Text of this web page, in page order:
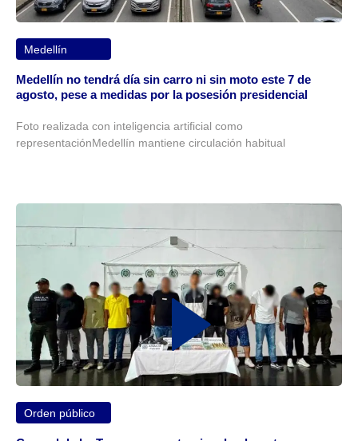
Medellín
Medellín no tendrá día sin carro ni sin moto este 7 de
agosto, pese a medidas por la posesión presidencial
Foto realizada con inteligencia artificial como
representaciónMedellín mantiene circulación habitual
Orden público